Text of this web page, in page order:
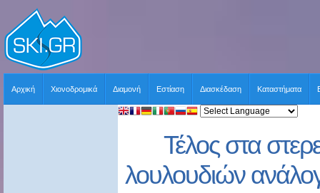
Αρχική Χιονοδρομικά Διαμονή Εστίαση Διασκέδαση Καταστήματα
Τέλος στα
λουλουδιών